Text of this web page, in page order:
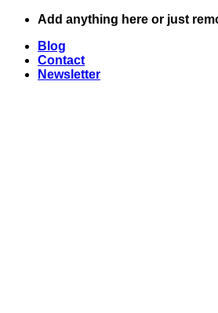
Skip
content
Add anything here or just
Blog
Contact
Newsletter